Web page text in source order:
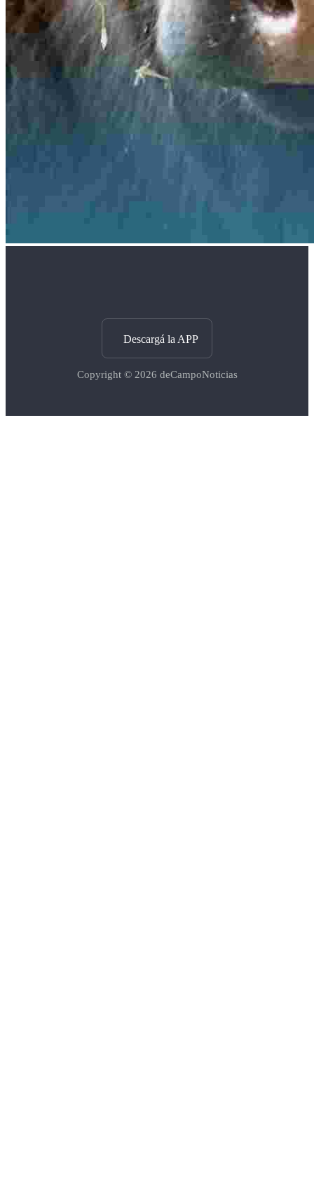
Descargá la APP
Copyright © 2026 deCampoNoticias